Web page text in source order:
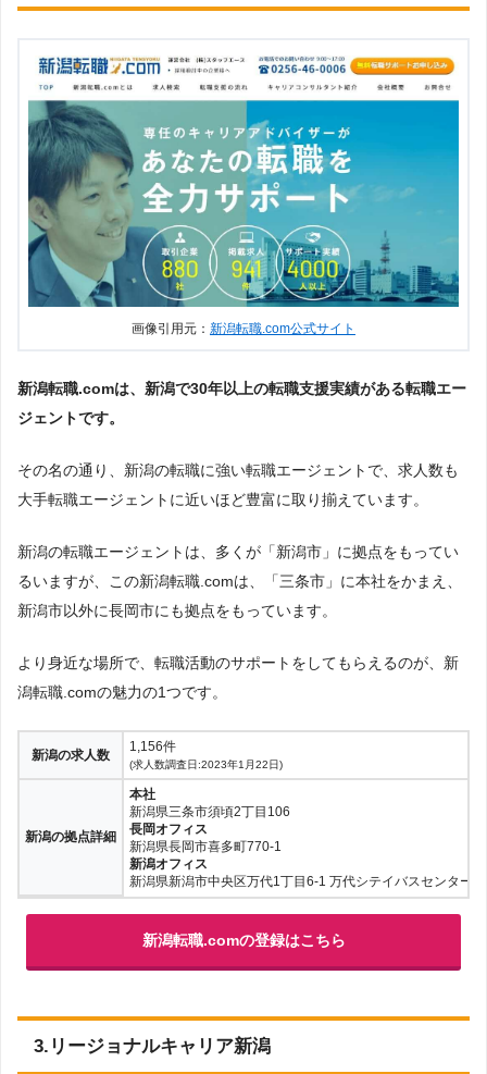
画像引用元： 新潟転職.com公式サイト
新潟転職.comは、新潟で30年以上の転職支援実績がある転職エー
ジェントです。
その名の通り、新潟の転職に強い転職エージェントで、求人数も
大手転職エージェントに近いほど豊富に取り揃えています。
新潟の転職エージェントは、多くが「新潟市」に拠点をもってい
るいますが、この新潟転職.comは、「三条市」に本社をかまえ、
新潟市以外に長岡市にも拠点をもっています。
より身近な場所で、転職活動のサポートをしてもらえるのが、新
潟転職.comの魅力の1つです。
新潟の求人数
1,156件
(求人数調査日:2023年1月22日)
新潟の拠点詳細
本社
新潟県三条市須頃2丁目106
長岡オフィス
新潟県長岡市喜多町770-1
新潟オフィス
新潟県新潟市中央区万代1丁目6-1 万代シテイバスセンター
新潟転職.comの登録はこちら
3.リージョナルキャリア新潟